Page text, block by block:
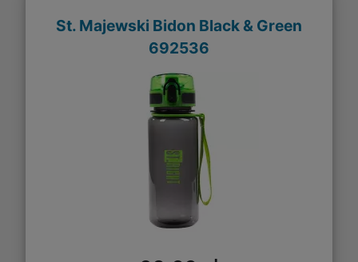
St. Majewski Bidon Black & Green
692536